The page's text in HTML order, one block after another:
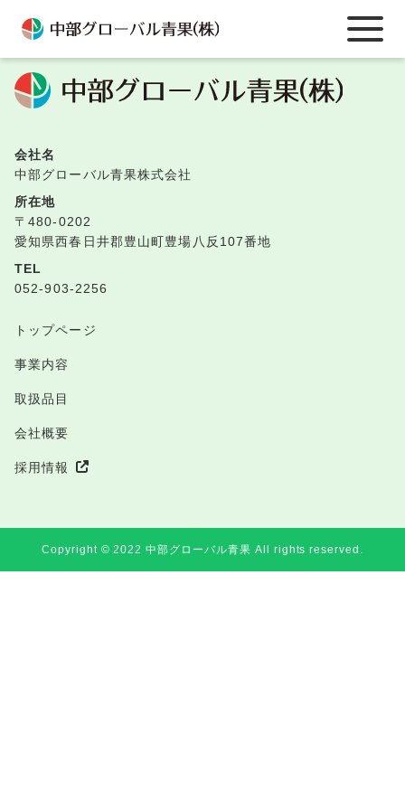
会社名
中部グローバル青果株式会社
所在地
〒480-0202
愛知県西春日井郡豊山町豊場八反107番地
TEL
052-903-2256
トップページ
事業内容
取扱品目
会社概要
採用情報
Copyright ©︎ 2022 中部グローバル青果 All rights reserved.